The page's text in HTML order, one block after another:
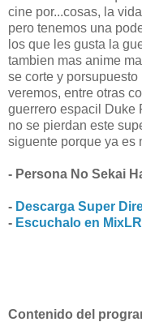
cine por...cosas, la
pero tenemos una
los que les gusta la
tambien mas anime
se corte y
veremos, entre otras
guerrero espacil Duke
no se pierdan este
siguente porque ya es
- Persona No Sekai
- Descarga Super
- Escuchalo en MixLR
Contenido del